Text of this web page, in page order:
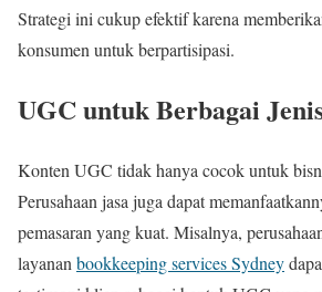
Strategi ini cukup efektif karena
konsumen untuk berpartisipasi.
UGC untuk Berbagai
Konten UGC tidak hanya cocok untuk
Perusahaan jasa juga dapat
pemasaran yang kuat. Misalnya,
layananbookkeeping services Sydney